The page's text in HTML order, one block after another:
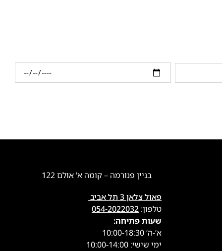
בניין פנורמה – קומה א' אולם 122
פאול צלאן 3 תל אביב
טלפון: 054-2022032
שעות פתיחה:
א’-ה’ 10:00-18:30
ימי שישי: 10:00-14:00